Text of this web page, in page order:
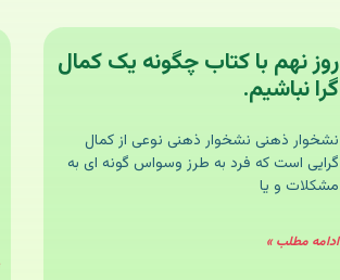
روز نهم با کتاب چگونه یک کمال
گرا نباشیم.
نشخوار ذهنی نشخوار ذهنی نوعی از کمال
گرایی است که فرد به طرز وسواس گونه ای به
مشکلات و یا
ادامه مطلب »